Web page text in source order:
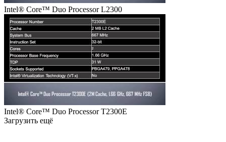
Intel® Core™ Duo Processor L2300
Intel® Core™ Duo Processor T2300E
Загрузить ещё